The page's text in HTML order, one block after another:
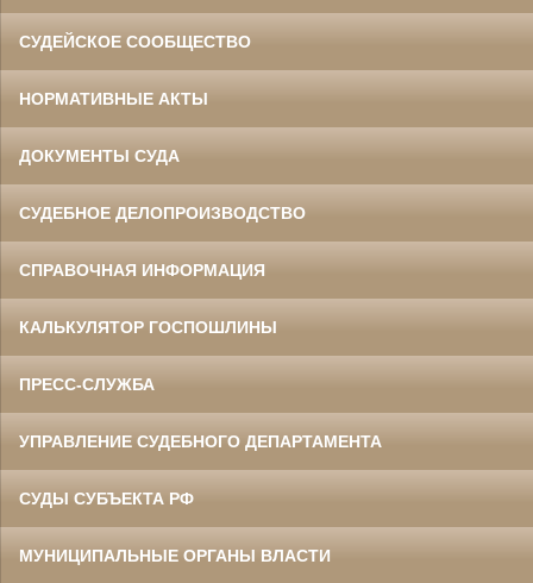
СУДЕЙСКОЕ СООБЩЕСТВО
НОРМАТИВНЫЕ АКТЫ
ДОКУМЕНТЫ СУДА
СУДЕБНОЕ ДЕЛОПРОИЗВОДСТВО
СПРАВОЧНАЯ ИНФОРМАЦИЯ
КАЛЬКУЛЯТОР ГОСПОШЛИНЫ
ПРЕСС-СЛУЖБА
УПРАВЛЕНИЕ СУДЕБНОГО ДЕПАРТАМЕНТА
СУДЫ СУБЪЕКТА РФ
МУНИЦИПАЛЬНЫЕ ОРГАНЫ ВЛАСТИ